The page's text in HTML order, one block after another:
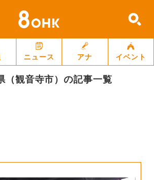
ニュース アナ イベント
（観音寺市）の記事一覧